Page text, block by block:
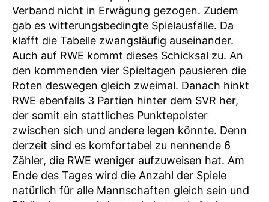
Verband nicht in Erwägung gezogen. Zudem
gab es witterungsbedingte Spielausfälle. Da
klafft die Tabelle zwangsläufig auseinander.
Auch auf RWE kommt dieses Schicksal zu. An
den kommenden vier Spieltagen pausieren die
Roten deswegen gleich zweimal. Danach hinkt
RWE ebenfalls 3 Partien hinter dem SVR her,
der somit ein stattliches Punktepolster
zwischen sich und andere legen könnte. Denn
derzeit sind es komfortabel zu nennende 6
Zähler, die RWE weniger aufzuweisen hat. Am
Ende des Tages wird die Anzahl der Spiele
natürlich für alle Mannschaften gleich sein und